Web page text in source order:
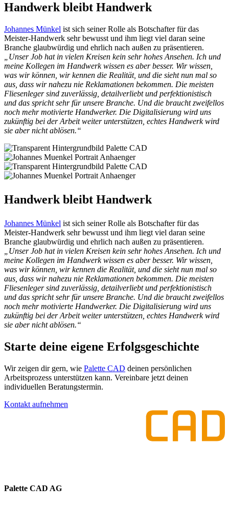
Handwerk bleibt Handwerk
Johannes Münkel ist sich seiner Rolle als Botschafter für das
Meister-Handwerk sehr bewusst und ihm liegt viel daran seine
Branche glaubwürdig und ehrlich nach außen zu präsentieren.
„Unser Job hat in vielen Kreisen kein sehr hohes Ansehen. Ich und
meine Kollegen im Handwerk wissen es aber besser. Wir wissen,
was wir können, wir kennen die Realität, und die sieht nun mal so
aus, dass wir nahezu nie Reklamationen bekommen. Die meisten
Fliesenleger sind zuverlässig, detailverliebt und perfektionistisch
und das spricht sehr für unsere Branche. Und die braucht zweifellos
noch mehr motivierte Handwerker. Die Digitalisierung wird uns
zukünftig bei der Arbeit weiter unterstützen, echtes Handwerk wird
sie aber nicht ablösen.“
Handwerk bleibt Handwerk
Johannes Münkel ist sich seiner Rolle als Botschafter für das
Meister-Handwerk sehr bewusst und ihm liegt viel daran seine
Branche glaubwürdig und ehrlich nach außen zu präsentieren.
„Unser Job hat in vielen Kreisen kein sehr hohes Ansehen. Ich und
meine Kollegen im Handwerk wissen es aber besser. Wir wissen,
was wir können, wir kennen die Realität, und die sieht nun mal so
aus, dass wir nahezu nie Reklamationen bekommen. Die meisten
Fliesenleger sind zuverlässig, detailverliebt und perfektionistisch
und das spricht sehr für unsere Branche. Und die braucht zweifellos
noch mehr motivierte Handwerker. Die Digitalisierung wird uns
zukünftig bei der Arbeit weiter unterstützen, echtes Handwerk wird
sie aber nicht ablösen.“
Starte deine eigene Erfolgsgeschichte
Wir zeigen dir gern, wie Palette CAD deinen persönlichen
Arbeitsprozess unterstützen kann. Vereinbare jetzt deinen
individuellen Beratungstermin.
Kontakt aufnehmen
Palette CAD AG